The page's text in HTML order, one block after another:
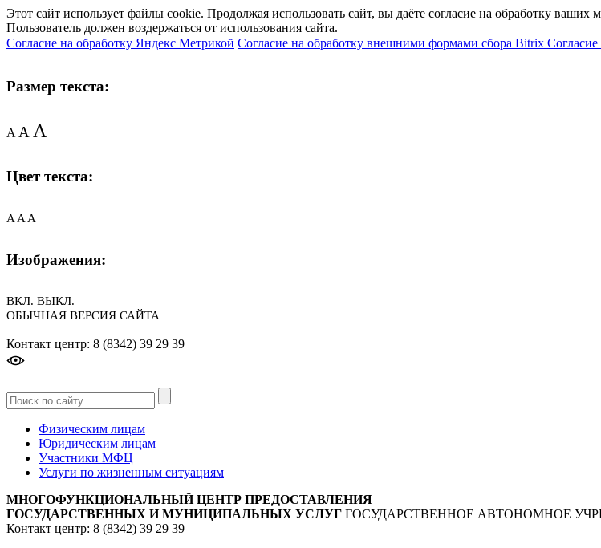
Этот сайт использует файлы cookie. Продолжая использовать сайт, вы даёте согласие на обработку
Пользователь должен воздержаться от использования сайта.
Согласие на обработку Яндекс Метрикой Согласие на обработку внешними формами сбора Bitrix Согласие
Размер текста:
AAA
Цвет текста:
A A A
Изображения:
ВКЛ. ВЫКЛ.
ОБЫЧНАЯ ВЕРСИЯ САЙТА
Контакт центр: 8 (8342) 39 29 39
Физическим лицам
Юридическим лицам
Участники МФЦ
Услуги по жизненным ситуациям
МНОГОФУНКЦИОНАЛЬНЫЙ ЦЕНТР ПРЕДОСТАВЛЕНИЯ
ГОСУДАРСТВЕННЫХ И МУНИЦИПАЛЬНЫХ УСЛУГ ГОСУДАРСТВЕННОЕ АВТОНОМНОЕ
Контакт центр: 8 (8342) 39 29 39